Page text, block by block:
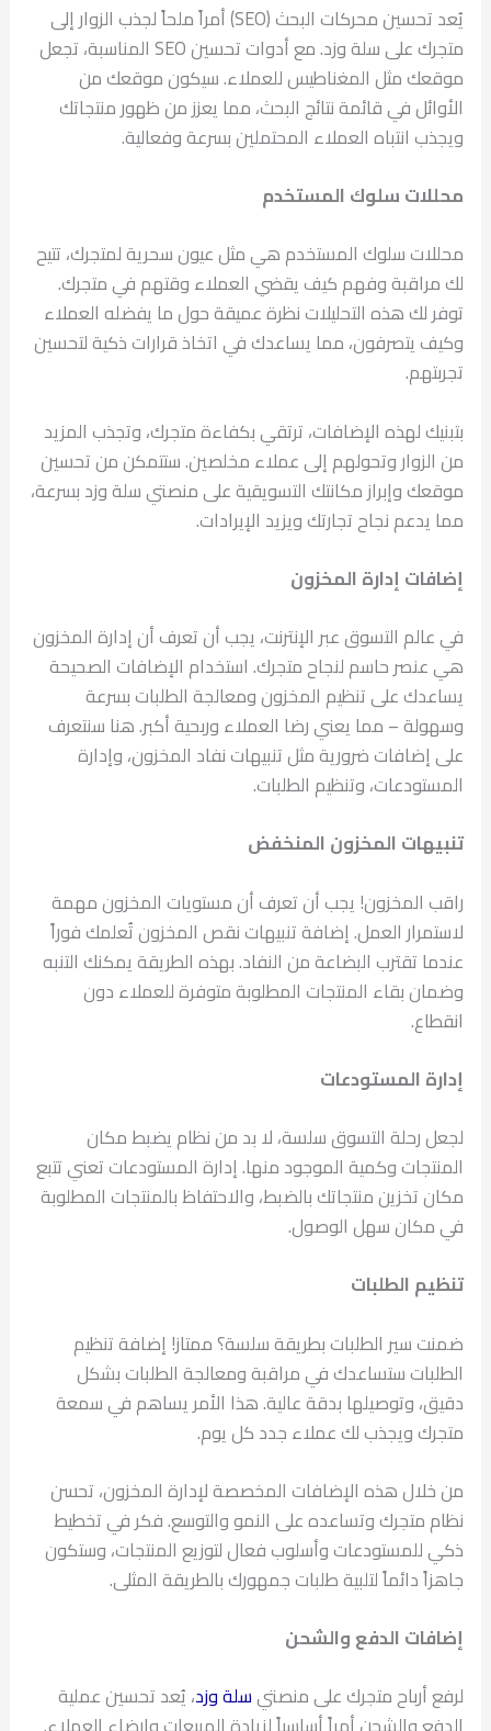
يُعد تحسين محركات البحث (SEO) أمراً ملحاً لجذب الزوار إلى
متجرك على سلة وزد. مع أدوات تحسين SEO المناسبة، تجعل
موقعك مثل المغناطيس للعملاء. سيكون موقعك من
الأوائل في قائمة نتائج البحث، مما يعزز من ظهور منتجاتك
ويجذب انتباه العملاء المحتملين بسرعة وفعالية.
محللات سلوك المستخدم
محللات سلوك المستخدم هي مثل عيون سحرية لمتجرك، تتيح
لك مراقبة وفهم كيف يقضي العملاء وقتهم في متجرك.
توفر لك هذه التحليلات نظرة عميقة حول ما يفضله العملاء
وكيف يتصرفون، مما يساعدك في اتخاذ قرارات ذكية لتحسين
تجربتهم.
بتبنيك لهذه الإضافات، ترتقي بكفاءة متجرك، وتجذب المزيد
من الزوار وتحولهم إلى عملاء مخلصين. ستتمكن من تحسين
موقعك وإبراز مكانتك التسويقية على منصتي سلة وزد بسرعة،
مما يدعم نجاح تجارتك ويزيد الإيرادات.
إضافات إدارة المخزون
في عالم التسوق عبر الإنترنت، يجب أن تعرف أن إدارة المخزون
هي عنصر حاسم لنجاح متجرك. استخدام الإضافات الصحيحة
يساعدك على تنظيم المخزون ومعالجة الطلبات بسرعة
وسهولة – مما يعني رضا العملاء وربحية أكبر. هنا سنتعرف
على إضافات ضرورية مثل تنبيهات نفاد المخزون، وإدارة
المستودعات، وتنظيم الطلبات.
تنبيهات المخزون المنخفض
راقب المخزون! يجب أن تعرف أن مستويات المخزون مهمة
لاستمرار العمل. إضافة تنبيهات نقص المخزون تُعلمك فوراً
عندما تقترب البضاعة من النفاد. بهذه الطريقة يمكنك التنبه
وضمان بقاء المنتجات المطلوبة متوفرة للعملاء دون
انقطاع.
إدارة المستودعات
لجعل رحلة التسوق سلسة، لا بد من نظام يضبط مكان
المنتجات وكمية الموجود منها. إدارة المستودعات تعني تتبع
مكان تخزين منتجاتك بالضبط، والاحتفاظ بالمنتجات المطلوبة
في مكان سهل الوصول.
تنظيم الطلبات
ضمنت سير الطلبات بطريقة سلسة؟ ممتاز! إضافة تنظيم
الطلبات ستساعدك في مراقبة ومعالجة الطلبات بشكل
دقيق، وتوصيلها بدقة عالية. هذا الأمر يساهم في سمعة
متجرك ويجذب لك عملاء جدد كل يوم.
من خلال هذه الإضافات المخصصة لإدارة المخزون، تحسن
نظام متجرك وتساعده على النمو والتوسع. فكر في تخطيط
ذكي للمستودعات وأسلوب فعال لتوزيع المنتجات، وستكون
جاهزاً دائماً لتلبية طلبات جمهورك بالطريقة المثلى.
إضافات الدفع والشحن
لرفع أرباح متجرك على منصتيسلةوزد، يُعد تحسين عملية